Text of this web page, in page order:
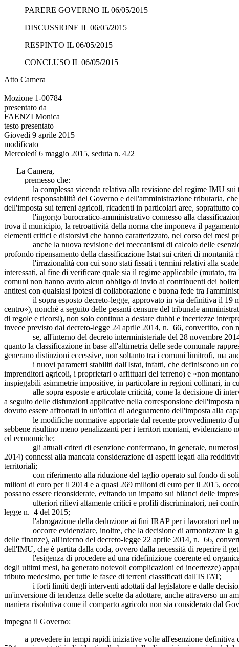
PARERE GOVERNO IL 06/05/2015
DISCUSSIONE IL 06/05/2015
RESPINTO IL 06/05/2015
CONCLUSO IL 06/05/2015
Atto Camera
Mozione 1-00784
presentato da
FAENZI Monica
testo presentato
Giovedì 9 aprile 2015
modificato
Mercoledì 6 maggio 2015, seduta n. 422
La Camera,
premesso che:
la complessa vicenda relativa alla revisione del regime IMU sui
evidenti responsabilità del Governo e dell'amministrazione tributaria,
dell'imposta sui terreni agricoli, ricadenti in particolari aree, soprattutto
l'ingorgo burocratico-amministrativo connesso alla classificazione
trova il municipio, la retroattività della norma che imponeva il
elementi critici e distorsivi che hanno caratterizzato, nel corso dei mesi
anche la nuova revisione dei meccanismi di calcolo delle esenzioni
profondo ripensamento della classificazione Istat sui criteri di montanità
l'irrazionalità con cui sono stati fissati i termini relativi alla
interessati, al fine di verificare quale sia il regime applicabile (mutato,
comuni non hanno avuto alcun obbligo di invio ai contribuenti dei
antitesi con qualsiasi ipotesi di collaborazione e buona fede tra
il sopra esposto decreto-legge, approvato in via definitiva il 19
centro»), nonché a seguito delle pesanti censure del tribunale
di regole e ricorsi), non solo continua a destare dubbi e incertezze
invece previsto dal decreto-legge 24 aprile 2014, n. 66, convertito,
se, all'interno del decreto interministeriale del 28 novembre 2014,
quanto la classificazione in base all'altimetria delle sede comunale
generano distinzioni eccessive, non soltanto tra i comuni limitrofi, ma
i nuovi parametri stabiliti dall'Istat, infatti, che definiscono un
imprenditori agricoli, i proprietari o affittuari del terreno) e «non
inspiegabili asimmetrie impositive, in particolare in regioni collinari, in
alle sopra esposte e articolate criticità, come la decisione di
a seguito delle disfunzioni applicative nella corresponsione
dovuto essere affrontati in un'ottica di adeguamento dell'imposta alla
le modifiche normative apportate dal recente provvedimento
sebbene risultino meno penalizzanti per i territori montani,
ed economiche;
gli attuali criteri di esenzione confermano, in generale, numerosi
2014) connessi alla mancata considerazione di aspetti legati alla
territoriali;
con riferimento alla riduzione del taglio operato sul fondo di
milioni di euro per il 2014 e a quasi 269 milioni di euro per il 2015,
possano essere riconsiderate, evitando un impatto sui bilanci delle
ulteriori rilievi altamente critici e profili discriminatori, nei confronti
legge n. 4 del 2015;
l'abrogazione della deduzione ai fini IRAP per i lavoratori nel
occorre evidenziare, inoltre, che la decisione di armonizzare la
delle finanze), all'interno del decreto-legge 22 aprile 2014, n. 66,
dell'IMU, che è partita dalla coda, ovvero dalla necessità di reperire il
l'esigenza di procedere ad una ridefinizione coerente ed organica
degli ultimi mesi, ha generato notevoli complicazioni ed incertezze)
tributo medesimo, per tutte le fasce di terreni classificati dall'ISTAT;
i forti limiti degli interventi adottati dal legislatore e dalle decisioni
un'inversione di tendenza delle scelte da adottare, anche attraverso un
maniera risolutiva come il comparto agricolo non sia considerato dal
impegna il Governo:
a prevedere in tempi rapidi iniziative volte all'esenzione definitiva